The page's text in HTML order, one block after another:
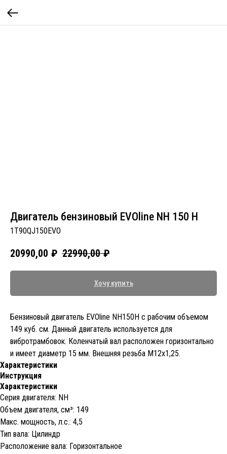
Двигатель бензиновый EVOline NH 150 H
1T90QJ150EVO
20990,00 ₽ 22990,00 ₽
Хочу купить
Бензиновый двигатель EVOline NH150H с рабочим объемом
149 куб. см. Данный двигатель используется для
вибротрамбовок. Коленчатый вал расположен горизонтально
и имеет диаметр 15 мм. Внешняя резьба M12x1,25.
Характеристики
Инструкция
Характеристики
Серия двигателя: NH
Объем двигателя, cм³: 149
Макс. мощность, л.с.: 4,5
Тип вала: Цилиндр
Расположение вала: Горизонтальное